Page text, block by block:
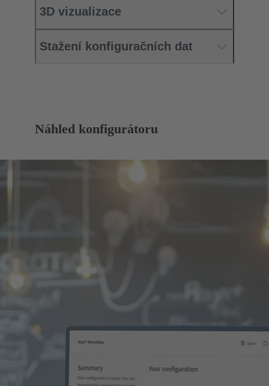
3D vizualizace
Stažení konfiguračních dat
Náhled konfigurátoru